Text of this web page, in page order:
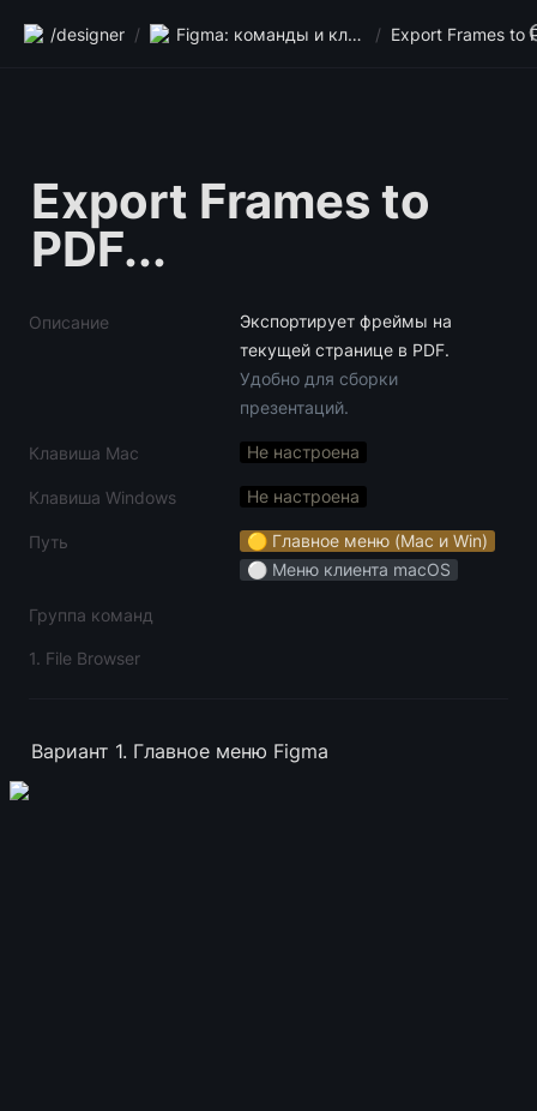
/designer / Figma: команды и клавиши / Export Frames to
Export Frames to
PDF...
Описание
Экспортирует фреймы на
Удобно для сборки
презентаций.
Клавиша Mac Не настроена
Клавиша Windows Не настроена
Путь
🟡 Главное меню (Mac и Win)
⚪️ Меню клиента macOS
Группа команд
1. File Browser
Вариант 1. Главное меню Figma